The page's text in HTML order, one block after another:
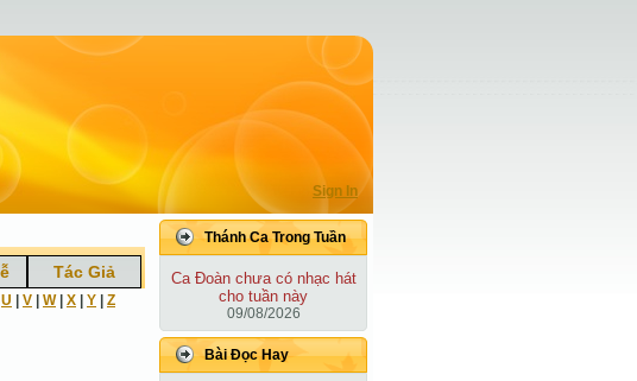
Sign In
Tác Giả
U V W| X Y Z
Thánh Ca Trong Tuần
Ca Ðoàn chưa có nhạc hát
cho tuần này
09/08/2026
Bài Ðọc Hay